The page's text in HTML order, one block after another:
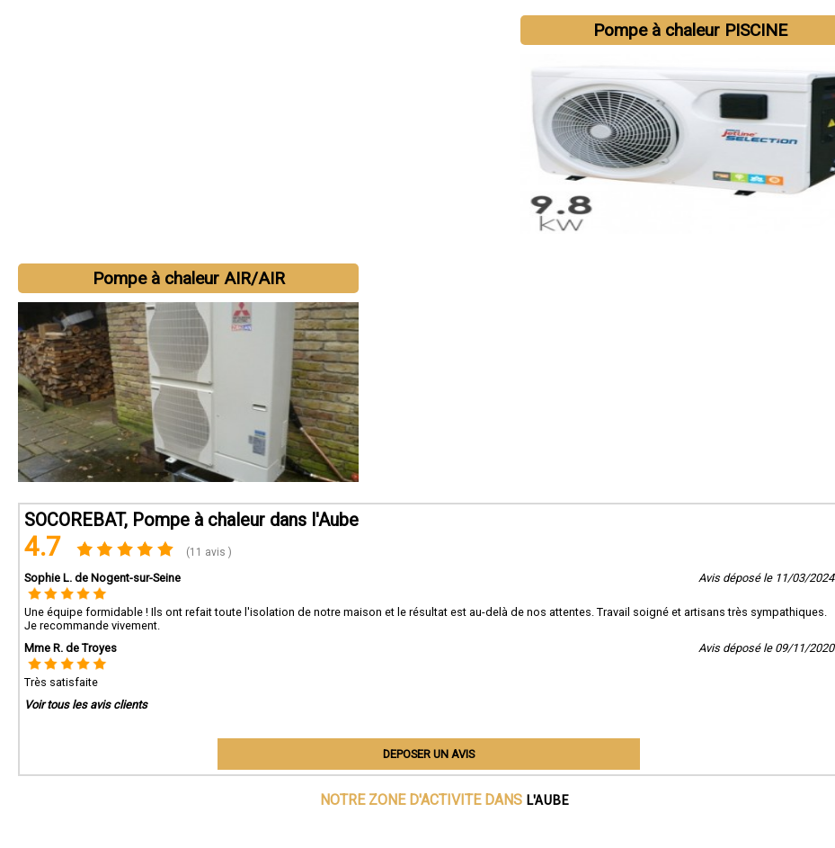
Pompe à chaleur PISCINE
Pompe à chaleur AIR/AIR
SOCOREBAT, Pompe à chaleur dans l'Aube
4.7 (11 avis )
Sophie L. de Nogent-sur-Seine Avis déposé le 11/03/2024
Une équipe formidable ! Ils ont refait toute l'isolation de notre maison et le résultat est au-delà de nos attentes. Travail soigné et artisans très sympathiques.
Je recommande vivement.
Mme R. de Troyes
Avis déposé le 09/11/2020
Très satisfaite
Voir tous les avis clients
DEPOSER UN AVIS
NOTRE ZONE D'ACTIVITE DANS L'AUBE